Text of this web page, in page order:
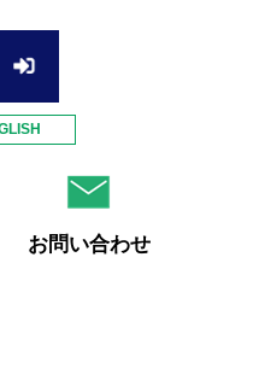
お問い合わせ